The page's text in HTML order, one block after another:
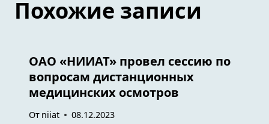
Похожие записи
ОАО «НИИАТ» провел сессию по
вопросам дистанционных
медицинских осмотров
От niiat 08.12.2023